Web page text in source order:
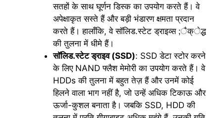
सतहों के साथ घूर्णन डिस्क का उपयोग करते हैं। वे
अपेक्षाकृत सस्ते हैं और बड़ी भंडारण क्षमता प्रदान
करते हैं। हालाँकि, वे सॉलिड.स्टेट ड्राइव्स ;ैक्ेद्ध
की तुलना में धीमे हैं।
सॉलिड.स्टेट ड्राइव (SSD): SSD डेटा स्टोर करने
के लिए NAND फ्लैश मेमोरी का उपयोग करते हैं। वे
HDDs की तुलना में बहुत तेज़ हैं और उनमें कोई
हिलने वाला भाग नहीं है, जो उन्हें अधिक टिकाऊ और
ऊर्जा-कुशल बनाता है। जबकि SSD, HDD की